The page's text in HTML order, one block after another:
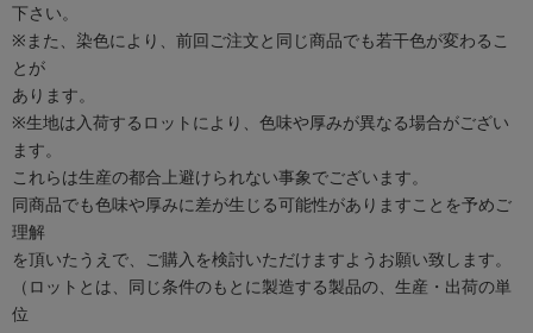
下さい。
※また、染色により、前回ご注文と同じ商品でも若干色が変わるこ
とが
あります。
※生地は入荷するロットにより、色味や厚みが異なる場合がござい
ます。
これらは生産の都合上避けられない事象でございます。
同商品でも色味や厚みに差が生じる可能性がありますことを予めご
理解
を頂いたうえで、ご購入を検討いただけますようお願い致します。
（ロットとは、同じ条件のもとに製造する製品の、生産・出荷の単
位